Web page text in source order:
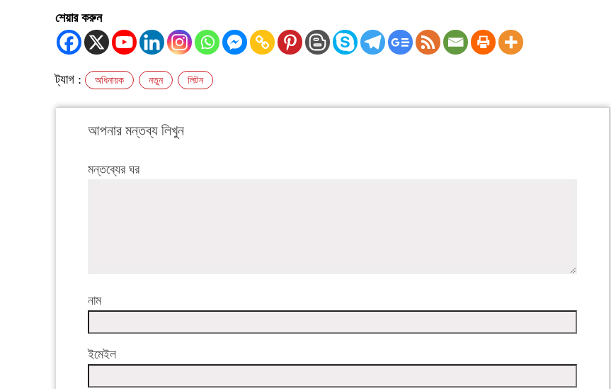
শেয়ার করুন
ট্যাগ : অধিনায়ক নতুন লিটন
আপনার মন্তব্য লিখুন
মন্তব্যের ঘর
নাম
ইমেইল